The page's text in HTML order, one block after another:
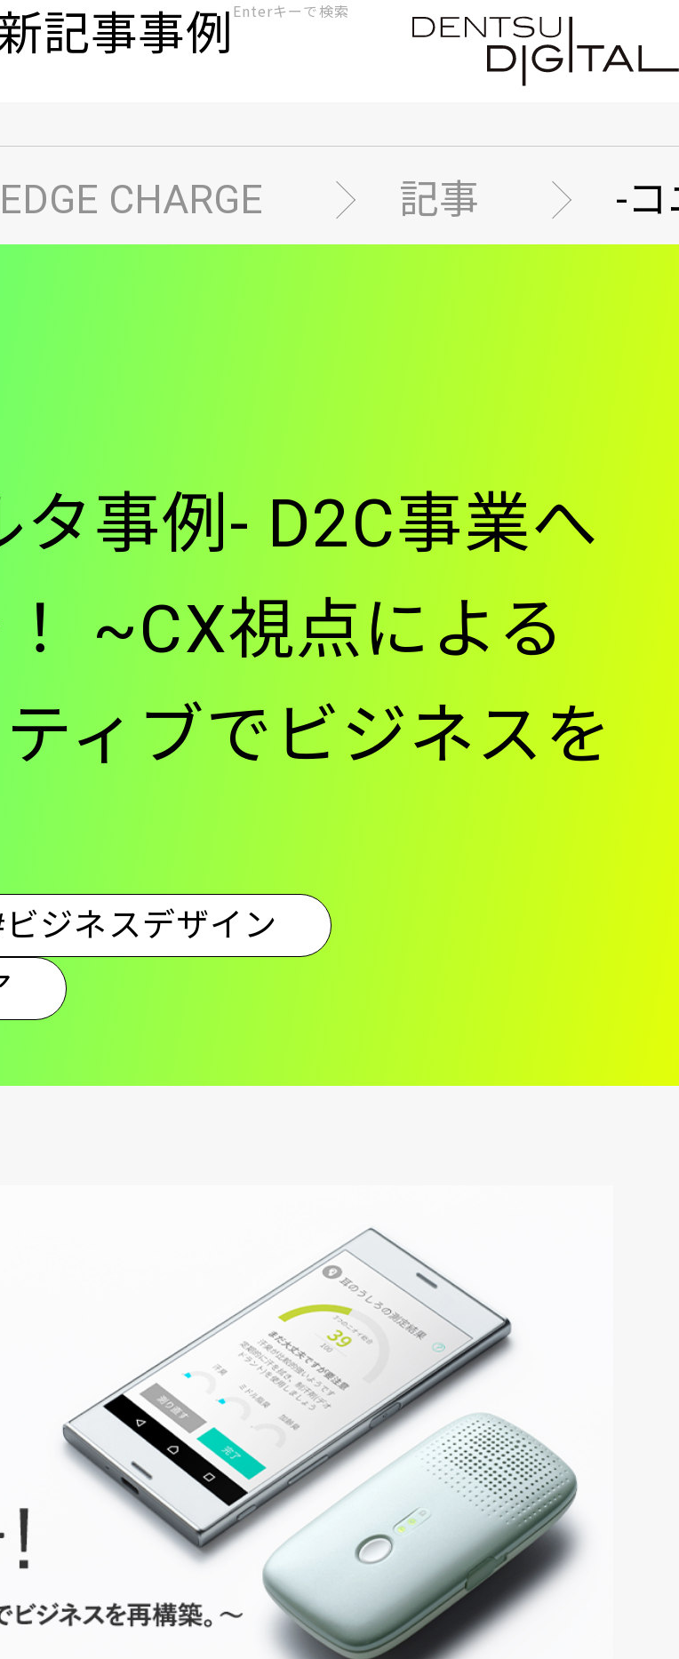
記事事例
検
索
CHARGE 記事 -
事例- D2C事業へ
~CX視点による
ィブでビジネスを
ジネスデザイン